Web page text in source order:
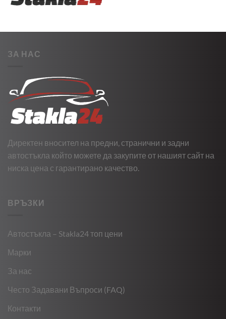
ЗА НАС
Директен вносител на предни, странични и задни
автостъкла който можете да закупите от нашият сайт на
ниска цена с гарантирано качество.
ВРЪЗКИ
Автостъкла – Stakla24 топ цени
Марки
За нас
Често Задавани Въпроси (FAQ)
Контакти